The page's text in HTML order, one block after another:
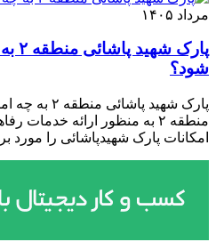
مرداد ۱۴۰۵
شود؟
پارک شهید
منطقه ۲ به منظور ارائه
امکانات پارک شهیدپاشائی را مورد